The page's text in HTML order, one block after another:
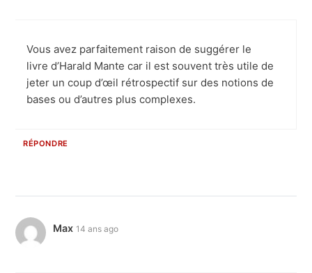
Vous avez parfaitement raison de suggérer le
livre d’Harald Mante car il est souvent très utile de
jeter un coup d’œil rétrospectif sur des notions de
bases ou d’autres plus complexes.
RÉPONDRE
Max 14 ans ago